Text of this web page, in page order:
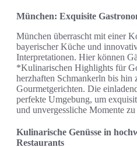
München: Exquisite
München überrascht mit einer
bayerischer Küche und
Interpretationen. Hier können
*Kulinarischen Highlights für
herzhaften Schmankerln bis hin
Gourmetgerichten. Die
perfekte Umgebung, um
und unvergessliche Momente zu
Kulinarische Genüsse in
Restaurants